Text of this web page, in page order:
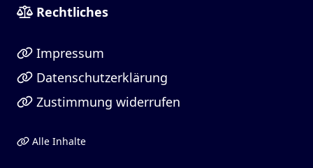
Rechtliches
Impressum
Datenschutzerklärung
Zustimmung widerrufen
Alle Inhalte